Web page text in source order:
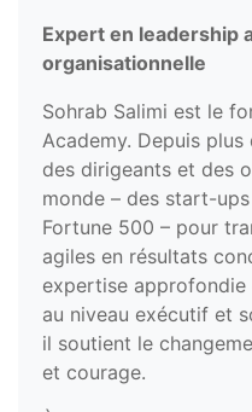
Expert en leadership
organisationnelle
Sohrab Salimi est le
Academy. Depuis
des dirigeants et des
monde – des start-
Fortune 500 – pour
agiles en résultats
expertise approfondie
au niveau exécutif et
il soutient le
et courage.